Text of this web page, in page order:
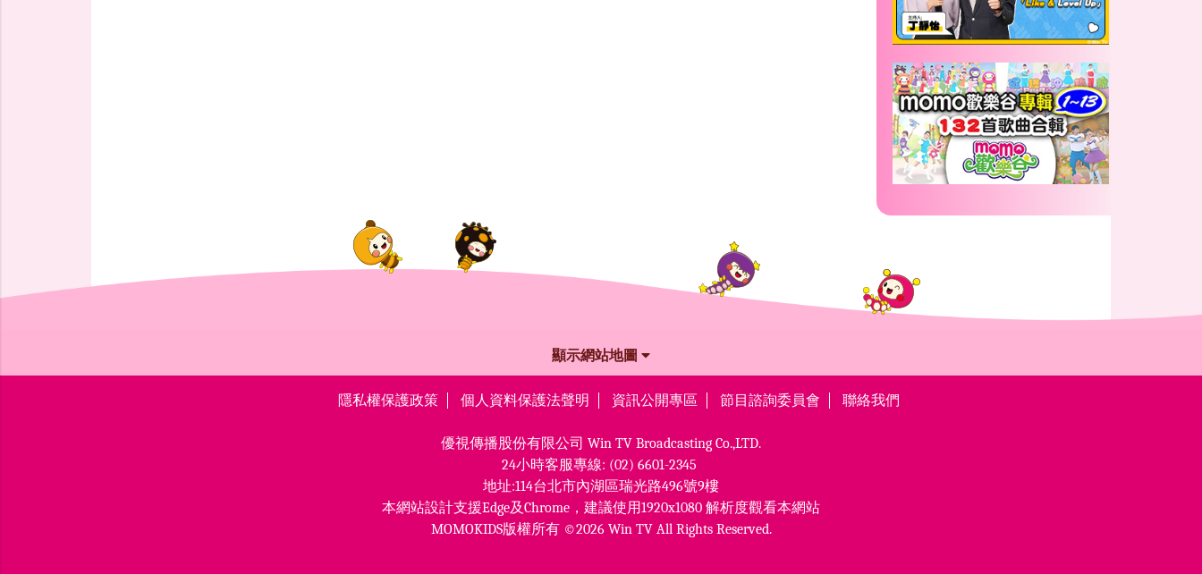
顯示網站地圖
隱私權保護政策 個人資料保護法聲明 資訊公開專區 節目諮詢委員會 聯絡我們
優視傳播股份有限公司 Win TV Broadcasting Co.,LTD.
24小時客服專線: (02) 6601-2345
地址:114台北市內湖區瑞光路496號9樓
本網站設計支援Edge及Chrome， 建議使用1920x1080 解析度觀看本網站
MOMOKIDS版權所有 ©2026 Win TV All Rights Reserved.